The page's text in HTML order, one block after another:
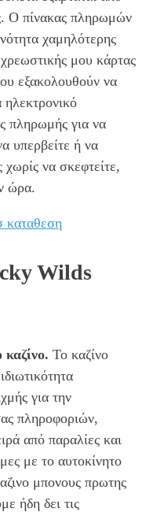
Ο πίνακας πληρωμών
χαμηλότερης
μου κάρτας
εξακολουθούν να
πληρωμής για να
υπερβείτε ή να
να σκεφτείτε,
ώρα.
καταθεση
Wilds
Το καζίνο
για την
πληροφοριών,
από παραλίες και
με το αυτοκίνητο
μπονους πρωτης
ήδη δει τις